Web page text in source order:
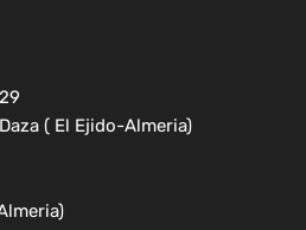
( El Ejido-Almeria)